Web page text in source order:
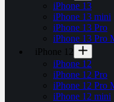
iPhone 13
iPhone 13 mini
iPhone 13 Pro
iPhone 13 Pro
iPhone 12
iPhone 12
iPhone 12 Pro
iPhone 12 Pro
iPhone 12 mini